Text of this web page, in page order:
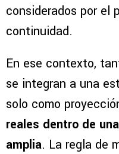
considerados por el
continuidad.
En ese contexto,
se integran a una
solo como
reales dentro de
amplia. La regla de